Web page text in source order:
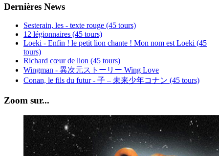
Dernières News
Sesterain, les - texte rouge (45 tours)
12 légionnaires (45 tours)
Loeki - Enfin ! le petit lion chante ! Mon nom est Loeki (45
tours)
Richard cœur de lion (45 tours)
Wingman - 異次元ストーリー Wing Love
Conan, le fils du futur - 子 – 未来少年コナン (45 tours)
Zoom sur...